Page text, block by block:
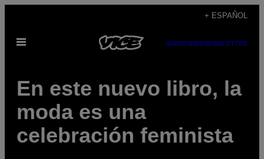
contenido
+ ESPAÑOL
Abrir
SUBSCRIBENEWSLETTER
En este nuevo libro, la
moda es una
celebración feminista